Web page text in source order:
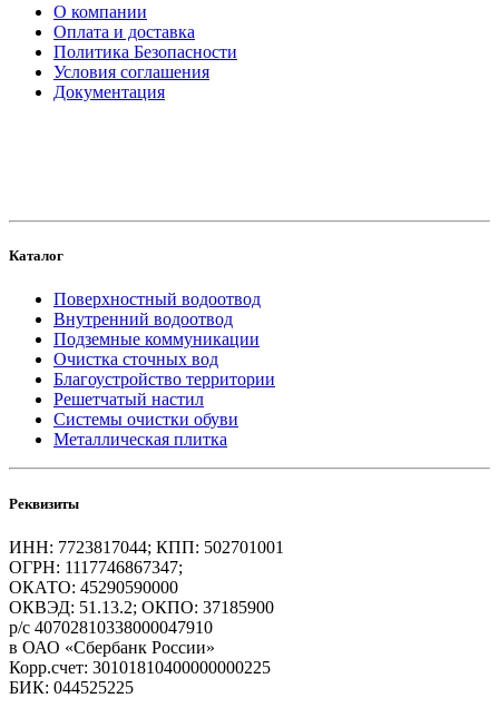
О компании
Оплата и доставка
Политика Безопасности
Условия соглашения
Документация
Каталог
Поверхностный водоотвод
Внутренний водоотвод
Подземные коммуникации
Очистка сточных вод
Благоустройство территории
Решетчатый настил
Системы очистки обуви
Металлическая плитка
Реквизиты
ИНН: 7723817044; КПП: 502701001
ОГРН: 1117746867347;
ОКАТО: 45290590000
ОКВЭД: 51.13.2; ОКПО: 37185900
р/с 40702810338000047910
в ОАО «Сбербанк России»
Корр.счет: 30101810400000000225
БИК: 044525225